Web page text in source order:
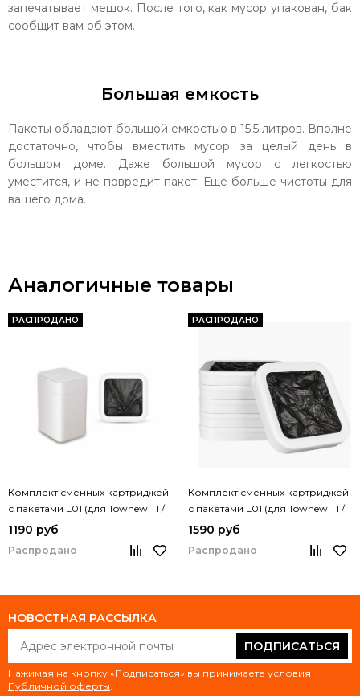
запечатывает мешок. После того, как мусор упакован, бак
сообщит вам об этом.
Большая емкость
Пакеты обладают большой емкостью в 15.5 литров. Вполне
достаточно, чтобы вместить мусор за целый день в
большом доме. Даже большой мусор с легкостью
уместится, и не повредит пакет. Еще больше чистоты для
вашего дома.
Аналогичные товары
РАСПРОДАНО
Комплект сменных картриджей
с пакетами L01 (для Townew T1 /
JIABIYI U02) (3 шт)
1190 руб
Распродано
РАСПРОДАНО
Комплект сменных картриджей
с пакетами L01 (для Townew T1 /
JIABIYI U02) (6 шт)
1590 руб
Распродано
НОВОСТНАЯ РАССЫЛКА
ПОДПИСАТЬСЯ
Нажимая на кнопку «Подписаться» вы принимаете условия
Публичной оферты.